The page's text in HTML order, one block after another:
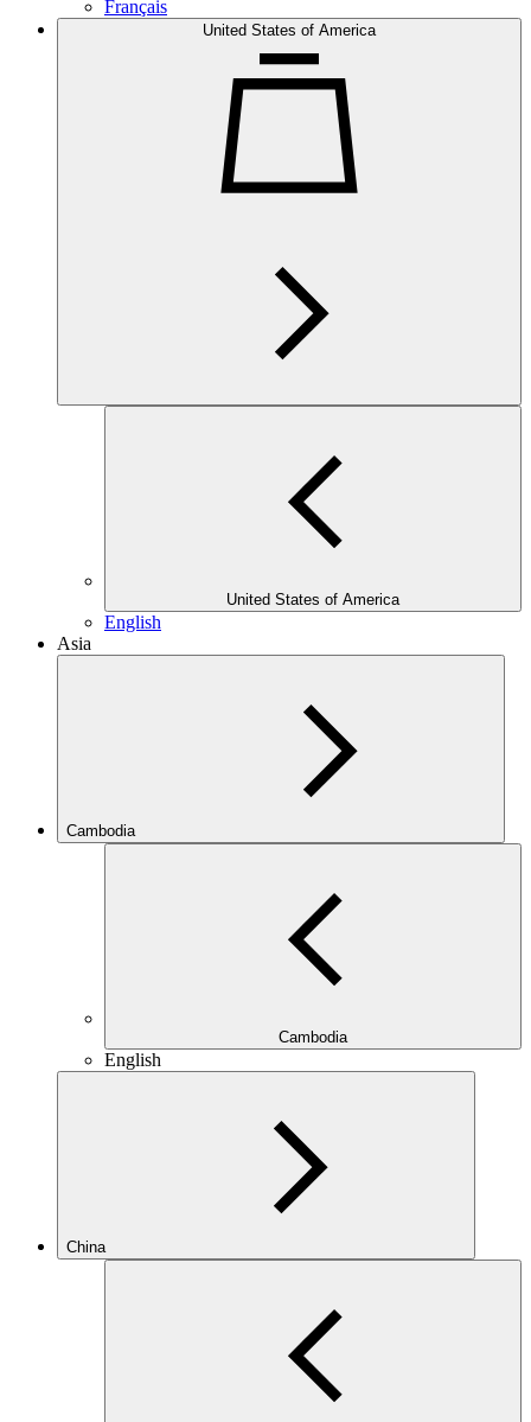
Français
United States of America
United States of America
English
Asia
Cambodia
Cambodia
English
China